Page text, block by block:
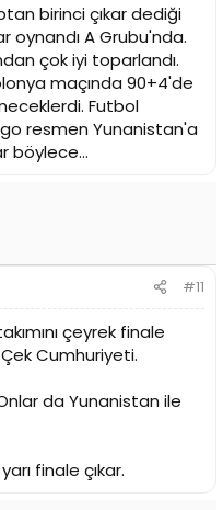
birinci çıkar dediği
oynandı A Grubu'nda.
çok iyi toparlandı.
maçında 90+4'de
Futbol
resmen Yunanistan'a
böylece...
#11
çeyrek finale
Cumhuriyeti.
da Yunanistan ile
finale çıkar.